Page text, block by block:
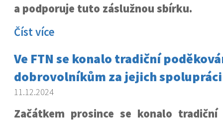
a podporuje tuto záslužnou sbírku.
Číst více
Ve FTN se konalo tradiční
dobrovolníkům za jejich spolupráci
11.12.2024
Začátkem prosince se konalo tradiční